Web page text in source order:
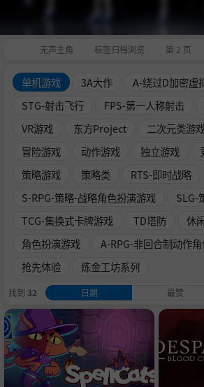
无声主角 标签归档浏览 第 2 页
单机游戏 3A大作
A-绕过D加密虚
STG-射击飞行
FPS-第一人称射击
VR游戏
东方Project 二次元类游
冒险游戏
动作游戏 独立游戏
策略游戏
策略类
RTS-即时战略
S-RPG-策略-战略角色扮演游戏
SLG-
TCG-集换式卡牌游戏
TD塔防 休
角色扮演游戏
A-RPG-非回合制动作
抢先体验
炼金工坊系列
找到 32 日期 最赞